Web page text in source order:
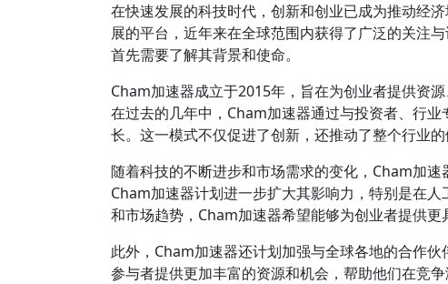
在快速发展的科技时代，创新和创业已成为推动经
展的平台，近年来在全球范围内获得了广泛的关注
首先需要了解其背景和使命。
Cham加速器成立于2015年，旨在为创业者提供资
在过去的几年中，Cham加速器通过与投资者、行
长。这一模式不仅促进了创新，还推动了整个行业的
随着科技的不断进步和市场需求的变化，Cham加
Cham加速器计划进一步扩大其影响力，特别是在
和市场趋势，Cham加速器希望能够为创业者提供更
此外，Cham加速器还计划加强与全球各地的合作
参与者提供更加丰富的资源和机会，帮助他们在竞